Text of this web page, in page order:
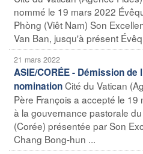
nommé le 19 mars 2022
Phòng (Viêt Nam) Son
Van Ban, jusqu'à présent
21 mars 2022
ASIE/CORÉE - Démission de
nominationCité du Vatican
Père François a accepté le
à la gouvernance pastorale
(Corée) présentée par Son
Chang Bong-hun ...